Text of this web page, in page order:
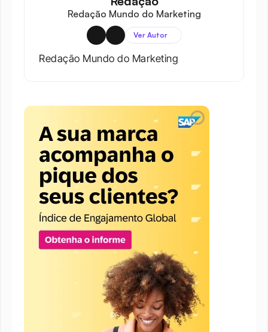
Redação Mundo do Marketing
Ver Autor
Redação Mundo do Marketing